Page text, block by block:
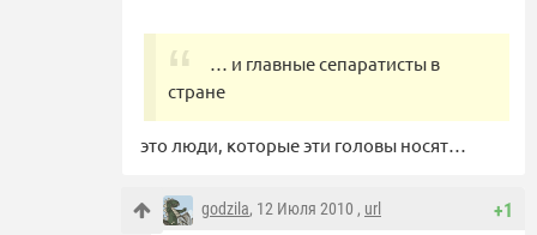
… и главные сепаратисты в
стране
это люди, которые эти головы носят…
+1
godzila, 12 Июля 2010 , url